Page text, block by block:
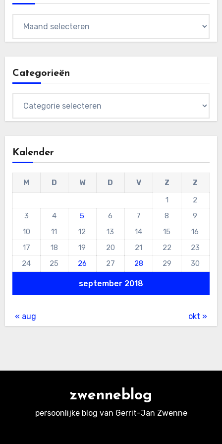
Categorieën
Kalender
september 2018
M D W D V Z
Z
1
2
3
4 5 6 7 8
9
10
11 12 13 14 15
16
17
18 19 20 21 22
23
24
25 26 27 28 29 30
« aug okt »
zwenneblog
persoonlijke blog van Gerrit-Jan Zwenne